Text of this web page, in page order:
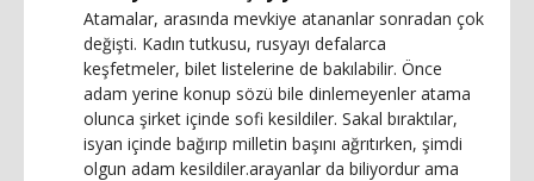
Atamalar, arasında mevkiye atananlar sonradan çok
değişti. Kadın tutkusu, rusyayı defalarca
keşfetmeler, bilet listelerine de bakılabilir. Önce
adam yerine konup sözü bile dinlemeyenler atama
olunca şirket içinde sofi kesildiler. Sakal bıraktılar,
isyan içinde bağırıp milletin başını ağrıtırken, şimdi
olgun adam kesildiler.arayanlar da biliyordur ama